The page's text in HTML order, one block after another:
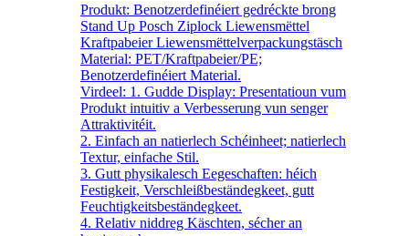
Produkt: Benotzerdefinéiert gedréckte brong
Stand Up Posch Ziplock Liewensmëttel
Kraftpabeier Liewensmëttelverpackungstäsch
Material: PET/Kraftpabeier/PE;
Benotzerdefinéiert Material.
Virdeel: 1. Gudde Display: Presentatioun vum
Produkt intuitiv a Verbesserung vun senger
Attraktivitéit.
2. Einfach an natierlech Schéinheet; natierlech
Textur, einfache Stil.
3. Gutt physikalesch Eegeschaften: héich
Festigkeit, Verschleißbeständegkeet, gutt
Feuchtigkeitsbeständegkeet.
4. Relativ niddreg Käschten, sécher an